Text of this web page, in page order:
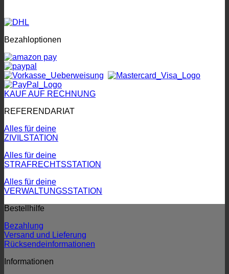
Bezahloptionen
KAUF AUF RECHNUNG
REFERENDARIAT
Alles für deine
ZIVILSTATION
Alles für deine
STRAFRECHTSSTATION
Alles für deine
VERWALTUNGSSTATION
Bestellhilfe
Bezahlung
Versand und Lieferung
Rücksendeinformationen
Informationen